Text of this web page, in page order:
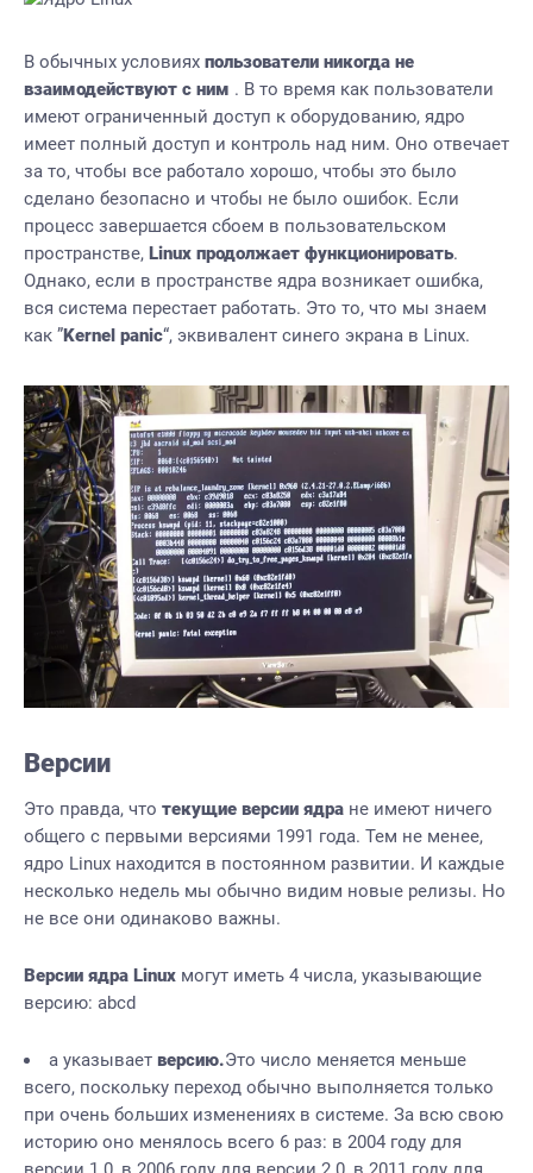
В обычных условиях пользователи никогда не
взаимодействуют с ним . В то время как пользователи
имеют ограниченный доступ к оборудованию, ядро
имеет полный доступ и контроль над ним. Оно отвечает
за то, чтобы все работало хорошо, чтобы это было
сделано безопасно и чтобы не было ошибок. Если
процесс завершается сбоем в пользовательском
пространстве, Linux продолжает функционировать.
Однако, если в пространстве ядра возникает ошибка,
вся система перестает работать. Это то, что мы знаем
как ”Kernel panic“, эквивалент синего экрана в Linux.
Версии
Это правда, что текущие версии ядра не имеют ничего
общего с первыми версиями 1991 года. Тем не менее,
ядро Linux находится в постоянном развитии. И каждые
несколько недель мы обычно видим новые релизы. Но
не все они одинаково важны.
Версии ядра Linux могут иметь 4 числа, указывающие
версию: abcd
a указывает версию.Это число меняется меньше
всего, поскольку переход обычно выполняется только
при очень больших изменениях в системе. За всю свою
историю оно менялось всего 6 раз: в 2004 году для